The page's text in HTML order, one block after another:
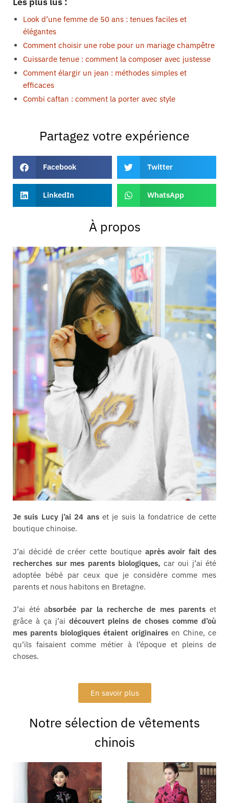
Look d’une femme de 50 ans : tenues faciles et
élégantes
Comment choisir une robe pour un mariage champêtre
Cuissarde tenue : comment la composer avec justesse
Comment élargir un jean : méthodes simples et
efficaces
Combi caftan : comment la porter avec style
Partagez votre expérience
Facebook Twitter
LinkedIn WhatsApp
À propos
Je suis Lucy j’ai 24 anset je suis la fondatrice de cette
boutique chinoise.
J’ai décidé de créer cette boutique après avoir fait des
recherches sur mes parents biologiques, car oui j’ai été
adoptée bébé par ceux que je considère comme mes
parents et nous habitons en Bretagne.
J’ai été absorbée par la recherche de mes parentset
grâce à ça j’ai découvert pleins de choses comme d’où
mes parents biologiques étaient originaires en Chine, ce
qu’ils faisaient comme métier à l’époque et pleins de
choses.
En savoir plus
Notre sélection de vêtements
chinois